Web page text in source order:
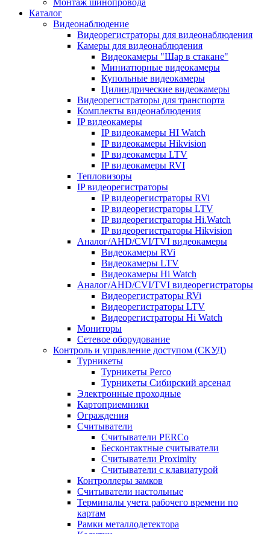
Монтаж шинопровода
Каталог
Видеонаблюдение
Видеорегистраторы для видеонаблюдения
Камеры для видеонаблюдения
Видеокамеры "Шар в стакане"
Миниатюрные видеокамеры
Купольные видеокамеры
Цилиндрические видеокамеры
Видеорегистраторы для транспорта
Комплекты видеонаблюдения
IP видеокамеры
IP видеокамеры HI Watch
IP видеокамеры Hikvision
IP видеокамеры LTV
IP видеокамеры RVI
Тепловизоры
IP видеорегистраторы
IP видеорегистраторы RVi
IP видеорегистраторы LTV
IP видеорегистраторы Hi.Watch
IP видеорегистраторы Hikvision
Аналог/AHD/CVI/TVI видеокамеры
Видеокамеры RVi
Видеокамеры LTV
Видеокамеры Hi Watch
Аналог/AHD/CVI/TVI видеорегистраторы
Видеорегистраторы RVi
Видеорегистраторы LTV
Видеорегистраторы Hi Watch
Мониторы
Сетевое оборудование
Контроль и управление доступом (СКУД)
Турникеты
Турникеты Perco
Турникеты Сибирский арсенал
Электронные проходные
Картоприемники
Ограждения
Считыватели
Считыватели PERCo
Бесконтактные считыватели
Считыватели Proximity
Считыватели с клавиатурой
Контроллеры замков
Считыватели настольные
Терминалы учета рабочего времени по
картам
Рамки металлодетектора